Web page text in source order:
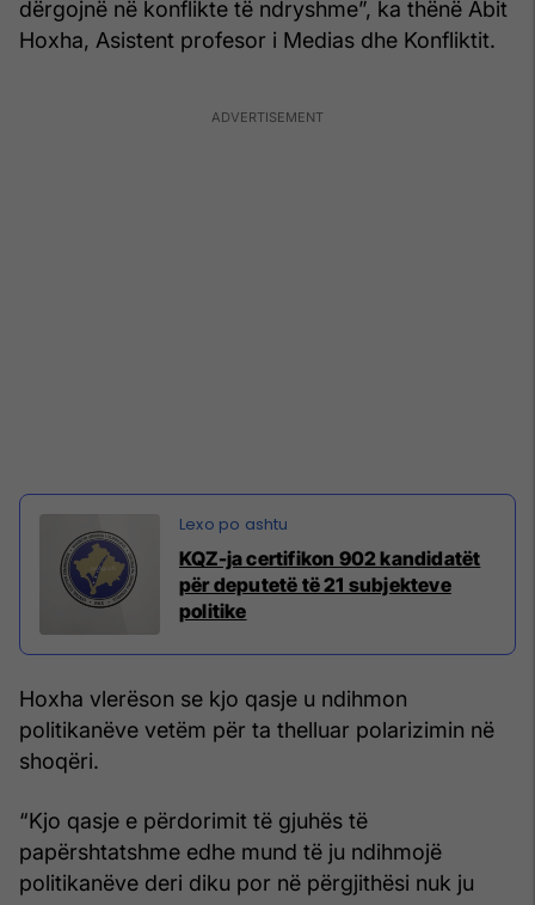
dërgojnë në konflikte të ndryshme”, ka thënë Abit
Hoxha, Asistent profesor i Medias dhe Konfliktit.
KQZ-ja certifikon 902 kandidatët
për deputetë të 21 subjekteve
politike
Hoxha vlerëson se kjo qasje u ndihmon
politikanëve vetëm për ta thelluar polarizimin në
shoqëri.
“Kjo qasje e përdorimit të gjuhës të
papërshtatshme edhe mund të ju ndihmojë
politikanëve deri diku por në përgjithësi nuk ju